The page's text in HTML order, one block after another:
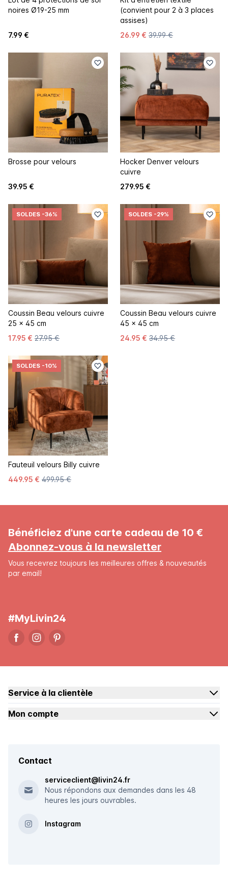
noires Ø19-25 mm
7.99 €
(convient pour 2 à 3 places
assises)
26.99 € 39.99 €
Brosse pour velours
39.95 €
Hocker Denver velours
cuivre
279.95 €
SOLDES -36%
Coussin Beau velours cuivre
25 x 45 cm
17.95 € 27.95 €
SOLDES -29%
Coussin Beau velours cuivre
45 x 45 cm
24.95 € 34.95 €
SOLDES -10%
Fauteuil velours Billy cuivre
449.95 € 499.95 €
Bénéficiez d'une carte cadeau de 10 €
Abonnez-vous à la newsletter
Vous recevrez toujours les meilleures offres & nouveautés
par email!
#MyLivin24
Service à la clientèle
Mon compte
Contact
serviceclient@livin24.fr
Nous répondons aux demandes dans les 48
heures les jours ouvrables.
Instagram